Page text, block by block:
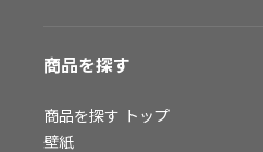
お客様サポート
お客様サポート トップ
資料ダウンロード
商品を探す
商品を探す トップ
壁紙